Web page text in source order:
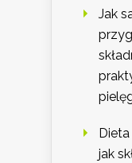
Jak
jak